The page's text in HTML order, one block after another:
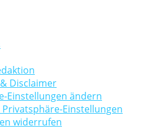
Disclaimer
Einstellungen ändern
Einstellungen
widerrufen